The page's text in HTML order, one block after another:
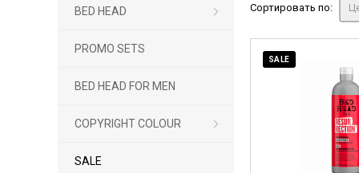
BED HEAD
PROMO SETS
BED HEAD FOR MEN
COPYRIGHT COLOUR
SALE
Сортировать по:
SALE